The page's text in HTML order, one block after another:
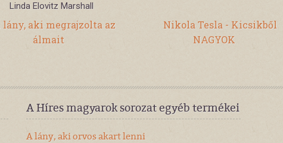
Linda Elovitz Marshall
lány, aki megrajzolta az
álmait
Nikola Tesla - Kicsikből
NAGYOK
A Híres magyarok sorozat egyéb termékei
A lány, aki orvos akart lenni